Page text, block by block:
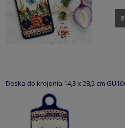
Deska do krojenia 14,3 x 28,5 cm